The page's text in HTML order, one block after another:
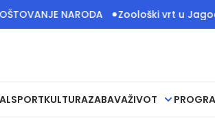
NARODA Zoološki vrt u Jagodini
SPORTKULTURAZABAVAŽIVOT